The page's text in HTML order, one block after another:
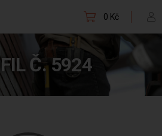
0 Kč
Č. 5924